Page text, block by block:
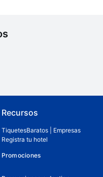
Recursos
TiquetesBaratos | Empresas
Registra tu hotel
Promociones